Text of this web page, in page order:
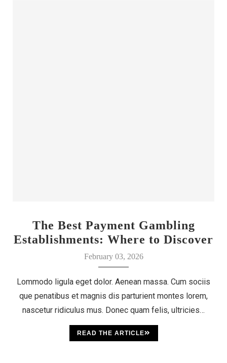
The Best Payment Gambling
Establishments: Where to Discover
Your Luck
February 03, 2026
Lommodo ligula eget dolor. Aenean massa. Cum sociis
que penatibus et magnis dis parturient montes lorem,
nascetur ridiculus mus. Donec quam felis, ultricies…
READ THE ARTICLE